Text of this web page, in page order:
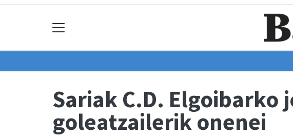
Sariak C.D.
goleatzailerik onenei